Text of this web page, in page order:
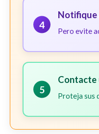
4
Notifique
Pero evite
5
Contacte
Proteja sus